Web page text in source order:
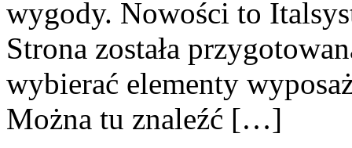
wygody. Nowości to
Strona została
wybierać elementy
Można tu znaleźć […]